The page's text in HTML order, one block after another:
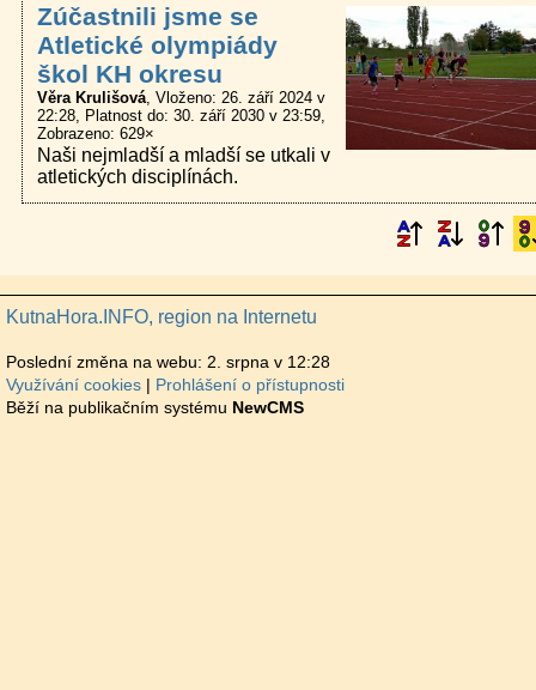
Zúčastnili jsme se
Atletické olympiády
škol KH okresu
Věra Krulišová Vloženo: 26. září 2024 v
22:28
Platnost do: 30. září 2030 v 23:59
Zobrazeno: 629×
Naši nejmladší a mladší se utkali v
atletických disciplínách.
KutnaHora.INFO, region na Internetu
Poslední změna na webu: 2. srpna v 12:28
Využívání cookies
Prohlášení o přístupnosti
Běží na publikačním systému NewCMS